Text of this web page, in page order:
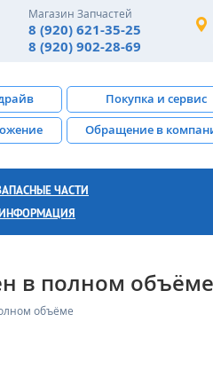
Магазин Запчастей
8 (920) 621-35-25
8 (920) 902-28-69
Покупка и сервис
Обращение в
ЧАСТИ
в полном объёме
объёме